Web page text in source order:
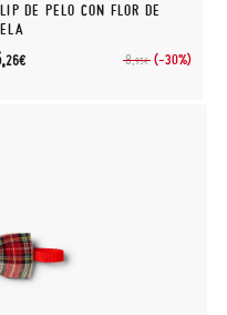
DE PELO CON FLOR DE
8,95€ (-30%)
26€